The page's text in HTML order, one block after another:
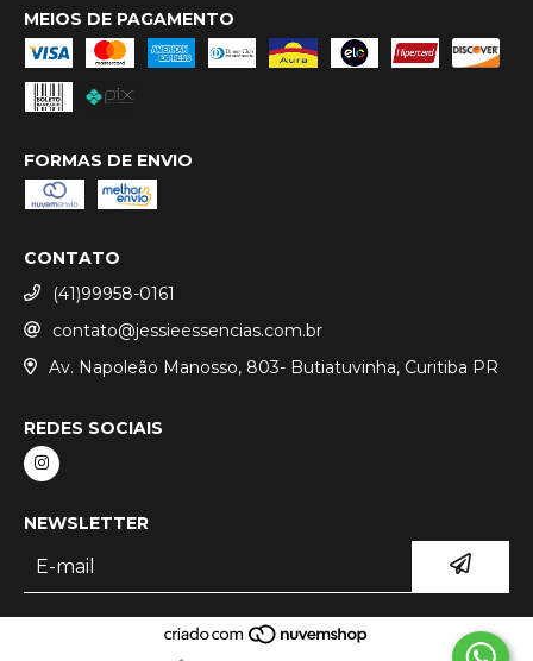
MEIOS DE PAGAMENTO
FORMAS DE ENVIO
CONTATO
(41)99958-0161
contato@jessieessencias.com.br
Av. Napoleão Manosso, 803- Butiatuvinha, Curitiba PR
REDES SOCIAIS
NEWSLETTER